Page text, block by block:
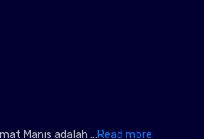
Manis adalah ...Read more